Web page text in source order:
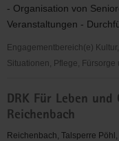
Jugendlichen
und
Erwachsenen
- Organisation von
Veranstaltungen -
Engagementbereich(e)
Situationen, Pflege, Fürsorge
Die
Mobilen
Senioren
DRK Für Leben
Reichenbach
Reichenbach, Talsperre